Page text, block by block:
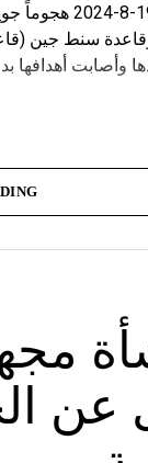
المقاومة
قيادة اللواء الغربي
وأصابت أهدافها